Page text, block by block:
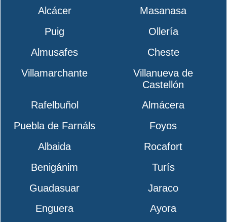
Alcácer
Masanasa
Puig
Ollería
Almusafes
Cheste
Villamarchante
Villanueva de
Castellón
Rafelbuñol
Almácera
Puebla de Farnáls
Foyos
Albaida
Rocafort
Benigánim
Turís
Guadasuar
Jaraco
Enguera
Ayora